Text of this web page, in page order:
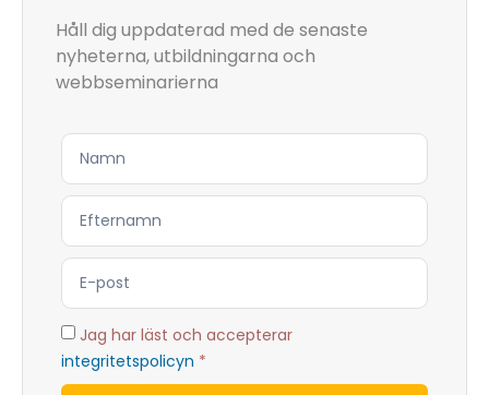
Håll dig uppdaterad med de senaste
nyheterna, utbildningarna och
webbseminarierna
Jag har läst och accepterar
integritetspolicyn *